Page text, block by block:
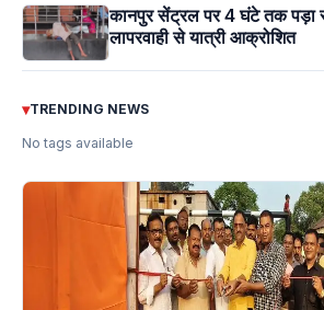
कानपुर सेंट्रल पर 4 घंटे तक पड़ा
लापरवाही से यात्री आक्रोशित
▾TRENDING NEWS
No tags available